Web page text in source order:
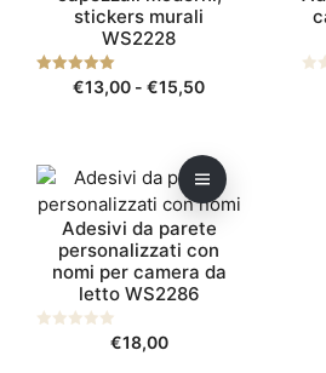
stickers murali
WS2228
5.00
su 5
€13,00 - €15,50Fascia
da
€13,00
a
€15,50
varianti.
Le
opzioni
scelte
nella
pagina
prodotto
Le
Adesivi da parete
personalizzati con
nomi per camera da
letto WS2286
€18,00
Questo
prodotto
più
varianti.
Le